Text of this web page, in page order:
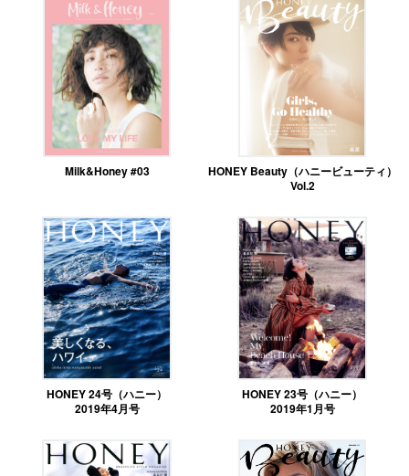
Milk&Honey #03
HONEY Beauty（ハニービューティ）
Vol.2
HONEY 24号（ハニー）
2019年4月号
HONEY 23号（ハニー）
2019年1月号